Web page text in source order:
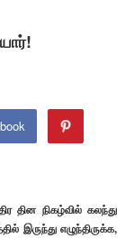
தின நிகழ்வில் கலந்து
இருந்து எழுந்திருக்க,